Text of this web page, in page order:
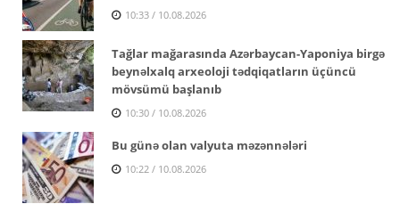
10:33 / 10.08.2026
Tağlar mağarasında Azərbaycan-Yaponiya birgə
beynəlxalq arxeoloji tədqiqatların üçüncü
mövsümü başlanıb
10:30 / 10.08.2026
Bu günə olan valyuta məzənnələri
10:22 / 10.08.2026